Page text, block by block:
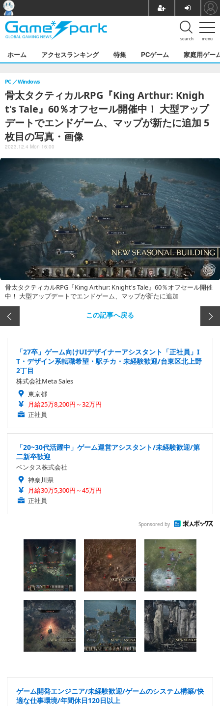
menu
search
ホーム アクセスランキング 特集 PCゲーム 家庭用ゲー
骨太タクティカルRPG『King Arthur: Knigh
t's Tale』60％オフセール開催中！ 大型アップ
デートでエンドゲーム、マップが新たに追加 5
枚目の写真・画像
PC Windows
2023.12.4 Mon 16:00
骨太タクティカルRPG『King Arthur: Knight's Tale』60％オフセール開催
中！ 大型アップデートでエンドゲーム、マップが新たに追加
この記事へ戻る
「27卒」ゲーム向けUIデザイナーアシスタント「正社員」I
T・デザイン系転職希望・駅チカ・未経験歓迎/台東区北上野
2丁目
株式会社Meta Sales
東京都
月給25万8,200円～32万円
正社員
「20~30代活躍中」ゲーム運営アシスタント/未経験歓迎/第
二新卒歓迎
ベンタス株式会社
神奈川県
月給30万5,300円～45万円
正社員
Sponsored by
ゲーム開発エンジニア/未経験歓迎/ゲームのシステム構築/快
適な仕事環境/年間休日120日以上